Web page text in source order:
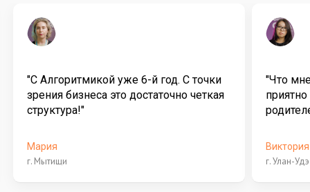
"С Алгоритмикой уже 6-й год. С точки
зрения бизнеса это достаточно четкая
структура!"
Мария
г. Мытищи
"Что
Виктория
г. Улан-Удэ